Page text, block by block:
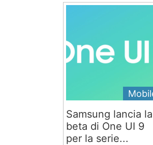
Samsung lancia la
beta di One UI 9
per la serie...